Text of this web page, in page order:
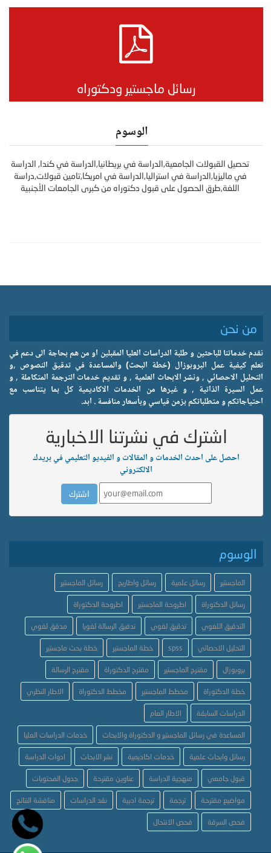
رسائل ماجستير ودكتوراه
الوسوم
تحصيل القبولات الجامعية,الدراسة في بريطانيا,الدراسة في كندا, الدراسة
في ماليزيا,الدراسة في استراليا,الدراسة في امريكا,تامين قبولات,دراسة
اللغة,طرق الحصول على قبول دكتوراه من كبرى الجامعات الأجنبية
من نحن
نقدم خدماتنا للباحثين و طلبة الدراسات العليا المقبلين او من هم بحاجة الى دعم في
تعلم كيفية عمل البروبوزال (خطة البحث) والمساعدة في تدقيق النصوص ,و
التحليل الاحصائي , ونشر الابحاث العلمية , و تقديم خدمات الترجمة المتكاملة , و
عمل السيرة الذاتية , و غيرها من الخدمات الاكاديمية كل بما يتناسب مع
احتياجاتكم و متطلباتكم بزمن قياسي وبأسعار منافسة . ابد.
اشترك في نشرتنا الاخبارية
احصل على احدث الخدمات و المقالات و الفيديو التعليمي في بريدك
الالكتروني
الوسوم
الماجستير رسائل علمية رسائل واطاريح رسائل الماجستير
رسائل الدكتوراة اطروحة الماجستير اطروحة الدكتوراة
التدقيق اللغوي تدقيق لغوي تدقيق الرسالة لغويا مدقق لغوي
التحليل الاحصائي spss خطة الماجستير خطة بحث ماجستير
بروبوزال مقترح الماجستير مقترح الدكتوراة مقترح الرسالة
خطة الدكتوراة مخطط الماجستير مخطط الدكتوراة الاطار النظري
الدراسات السابقة الاطار العام
المساعدة في رسائل الماجستير و الدكتوراة والابحاث خدمات الدراسات العليا
رسائل وابحاث علمية خدمات اكاديمية نشر الابحاث ادوات الدراسة
قبول جامعي منهجية الدراسة عناوين مقترحة جدول المحتويات
مواضيع مقترحة ترجمة ترجمة ادبية نقد الدراسات مناقشة النتائج
فحص السرقة فحص الانتحال